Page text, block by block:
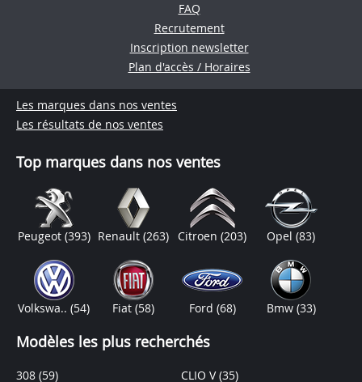
FAQ
Recrutement
Inscription newsletter
Plan d'accès / Horaires
Les marques dans nos ventes
Les résultats de nos ventes
Top marques dans nos ventes
Peugeot (393) Renault (263) Citroen(203) Opel(83)
Volkswa..(54) Fiat (58) Ford (68) Bmw (33)
Modèles les plus recherchés
308 (59) CLIO V(35)